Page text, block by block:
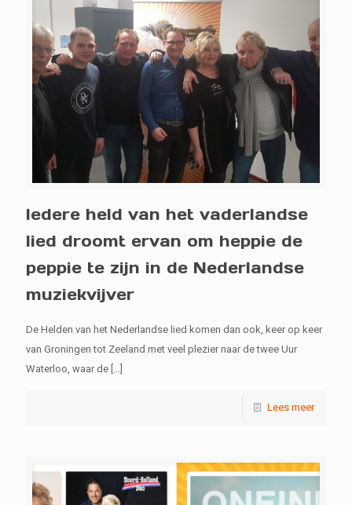
Iedere held van het vaderlandse
lied droomt ervan om heppie de
peppie te zijn in de Nederlandse
muziekvijver
De Helden van het Nederlandse lied komen dan ook, keer op keer
van Groningen tot Zeeland met veel plezier naar de twee Uur
Waterloo, waar de
Lees meer